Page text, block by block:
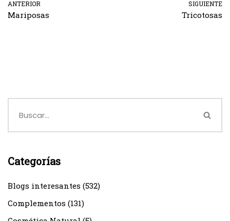
ANTERIOR
Mariposas
SIGUIENTE
Tricotosas
Categorías
Blogs interesantes (532)
Complementos (131)